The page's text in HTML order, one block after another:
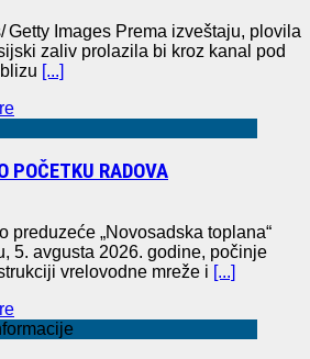
Getty Images Prema izveštaju, plovila
zaliv prolazila bi kroz kanal pod
[...]
POČETKU RADOVA
preduzeće „Novosadska toplana“
5. avgusta 2026. godine, počinje
vrelovodne mreže i [...]